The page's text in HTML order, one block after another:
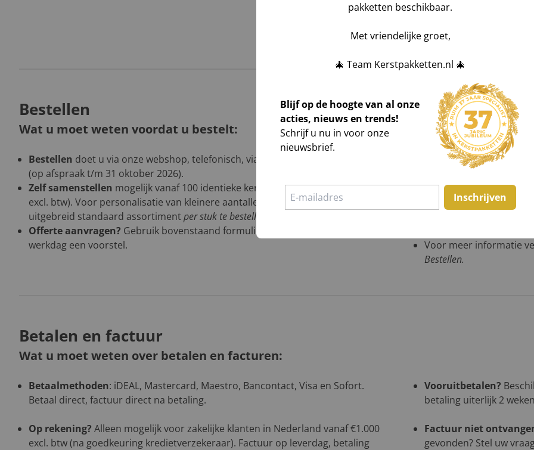
Bestellen
Wat u moet weten voordat u bestelt:
Bestellen doet u via onze webshop, telefonisch, via een offerte of in showroom
(op afspraak t/m 31 oktober 2026).
Zelf samenstellen mogelijk vanaf 100 identieke kerstpakketten (min. €2.500
excl. btw). Voor personalisatie van kleinere aantallen hebben wij een zeer
uitgebreid standaard assortimentper stuk te bestellen kerstpakketten
Offerte aanvragen? Gebruik bovenstaand formulier en ontvang binnen 1
werkdag een voorstel.
Bestelling wijzigen?
voor de wijziging
Geen
niets gevonden? Stel
Foutmelding tijdens
teleurstelling te
Voor meer informatie
Bestellen.
Betalen en factuur
Wat u moet weten over betalen en facturen:
Betaalmethoden: iDEAL, Mastercard, Maestro, Bancontact, Visa en Sofort.
Betaal direct, factuur direct na betaling.
Op rekening? Alleen mogelijk voor zakelijke klanten in Nederland vanaf €1.000
excl. btw (na goedkeuring kredietverzekeraar). Factuur op leverdag, betaling
Vooruitbetalen?
betaling uiterlijk 2
Factuur niet
gevonden? Stel uw
pakketten beschikbaar.
Met vriendelijke groet,
🎄 Team Kerstpakketten.nl 🎄
Blijf op de hoogte van al onze
acties, nieuws en trends!
Schrijf u nu in voor onze
nieuwsbrief.
Inschrijven